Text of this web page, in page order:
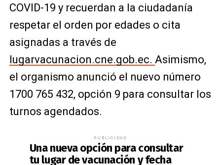
COVID-19 y recuerdan a la ciudadanía
respetar el orden por edades o cita
asignadas a través de
lugarvacunacion.cne.gob.ec. Asimismo,
el organismo anunció el nuevo número
1700 765 432, opción 9 para consultar los
turnos agendados.
PUBLICIDAD
Una nueva opción para consultar
tu lugar de vacunación y fecha